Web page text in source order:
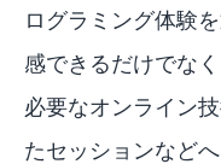
ログラミング体験
感できるだけでな
必要なオンライン
たセッションなど